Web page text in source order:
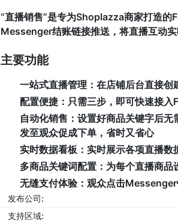
“直播销售”是专为Shoplazza商家打造
Messenger结账链接推送，将直播互动
主要功能
一站式直播管理 ：在店铺后台直接
配置便捷 ：只需三步，即可快速接
自动化销售 ：设置好商品关键字后
发至观众促成下单，省时又省心
实时数据看板 ：实时展示各项直播
多商品关键词配置 ：为每个直播商
无缝支付体验：观众点击
发布公司:
支持区域: